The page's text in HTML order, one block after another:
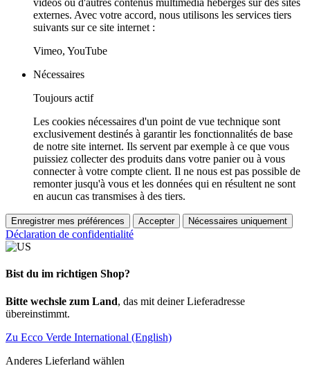
vidéos ou d'autres contenus multimédia hébergés sur des sites
externes. Avec votre accord, nous utilisons les services tiers
suivants sur ce site internet :
Vimeo, YouTube
Nécessaires
Toujours actif
Les cookies nécessaires d'un point de vue technique sont
exclusivement destinés à garantir les fonctionnalités de base
de notre site internet. Ils servent par exemple à ce que vous
puissiez collecter des produits dans votre panier ou à vous
connecter à votre compte client. Il ne nous est pas possible de
remonter jusqu'à vous et les données qui en résultent ne sont
en aucun cas transmises à des tiers.
Enregistrer mes préférences Accepter Nécessaires uniquement
Déclaration de confidentialité
Bist du im richtigen Shop?
Bitte wechsle zum Land, das mit deiner Lieferadresse
übereinstimmt.
Zu Ecco Verde International (English)
Anderes Lieferland wählen